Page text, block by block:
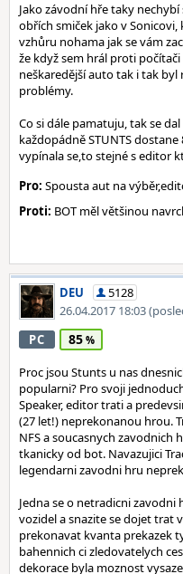
Jako závodní hře taky
obřích smiček jako v
vzhůru nohama jak se vám
že když sem hrál proti
neškaredější auto tak i tak
problémy.
Co si dále pamatuju, tak se
každopádně STUNTS
vypínala se,to stejné s editor
Pro: Spousta aut na
Proti: BOT měl většinou
DEU
5128
26.04.2017 18:03
PC
85
Proc jsou Stunts u nas
popularni? Pro svoji
Speaker, editor trati a
(27 let!) neprekonanou hrou.
NFS a soucasnych zavodnich
tkanicky od bot. Navazujici
legendarni zavodni hru
Jedna se o netradicni
vozidel a snazite se dojet trat
prekonavat kvanta prekazek
bahennich ci zledovatelych
dekorace byla moznost